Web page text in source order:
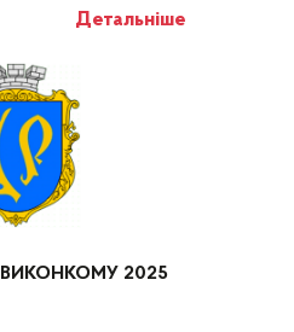
Детальніше
2025